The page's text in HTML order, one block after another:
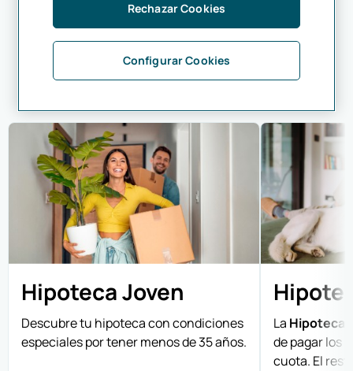
Otras hipotecas que
podrían interesarte
Hipoteca Joven
Descubre tu hipoteca con condiciones
especiales por tener menos de 35 años.
La Hipoteca
de pagar los
cuota. El
Configurar Cookies
Rechazar Cookies